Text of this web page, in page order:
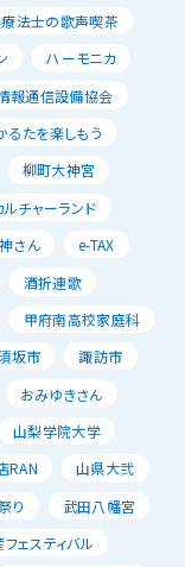
法士の歌声喫茶
ハーモニカ
報通信設備協会
たを楽しもう
柳町大神宮
チャーランド
さん
e-TAX
酒折連歌
甲府南高校家庭科
坂市
諏訪市
おみゆきさん
山梨学院大学
RAN
山県大弐
り
武田八幡宮
ェスティバル